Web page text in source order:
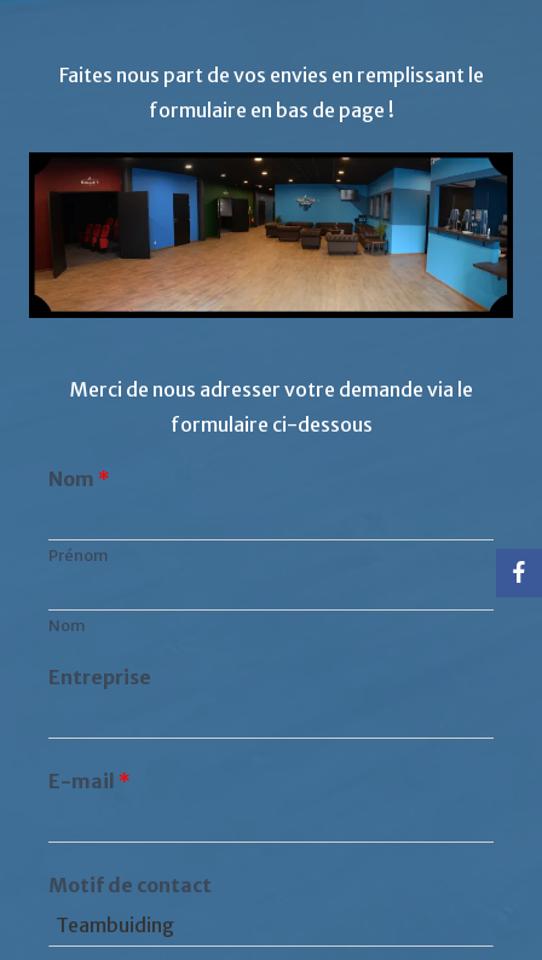
Faites nous part de vos envies en remplissant le
formulaire en bas de page !
Merci de nous adresser votre demande via le
formulaire ci-dessous
Nom *
Prénom
Nom
Entreprise
E-mail *
Motif de contact